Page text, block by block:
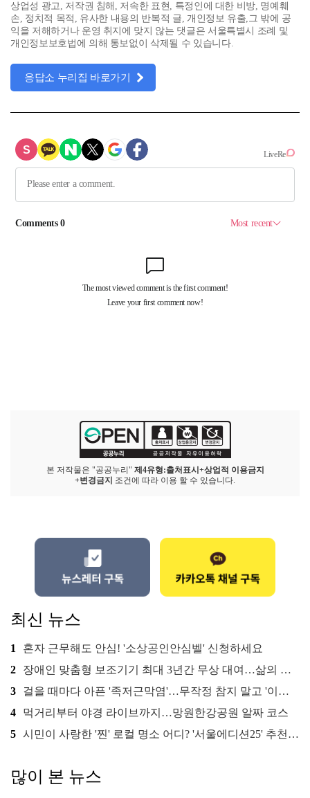
상업성 광고, 저작권 침해, 저속한 표현, 특정인에 대한 비방, 명예훼
손, 정치적 목적, 유사한 내용의 반복적 글, 개인정보 유출,그 밖에 공
익을 저해하거나 운영 취지에 맞지 않는 댓글은 서울특별시 조례 및
개인정보보호법에 의해 통보없이 삭제될 수 있습니다.
응답소 누리집 바로가기
본 저작물은 "공공누리" 제4유형:출처표시+상업적 이용금지
+변경금지 조건에 따라 이용 할 수 있습니다.
최신 뉴스
1
혼자 근무해도 안심! '소상공인안심벨' 신청하세요
2
장애인 맞춤형 보조기기 최대 3년간 무상 대여…삶의 질 높인다
3
걸을 때마다 아픈 '족저근막염'…무작정 참지 말고 '이것' 해보세요!
4
먹거리부터 야경 라이브까지…망원한강공원 알짜 코스
5 시민이 사랑한 '찐' 로컬 명소 어디? '서울에디션25' 추천 코스
많이 본 뉴스